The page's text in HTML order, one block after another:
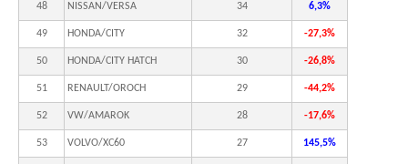
48 NISSAN/VERSA 34 6,3%
49 HONDA/CITY 32 -27,3%
50 HONDA/CITY HATCH 30 -26,8%
51 RENAULT/OROCH 29 -44,2%
52 VW/AMAROK 28 -17,6%
53 VOLVO/XC60 27 145,5%